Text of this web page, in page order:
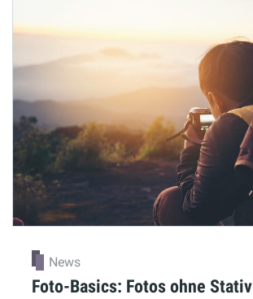
News
Foto-Basics: Fotos ohne Stativ